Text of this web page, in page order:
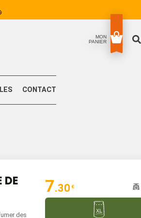
MON
PANIER
CONTACT
DE
des
7.30 €